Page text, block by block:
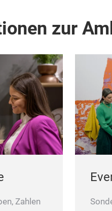
zur
Zahlen